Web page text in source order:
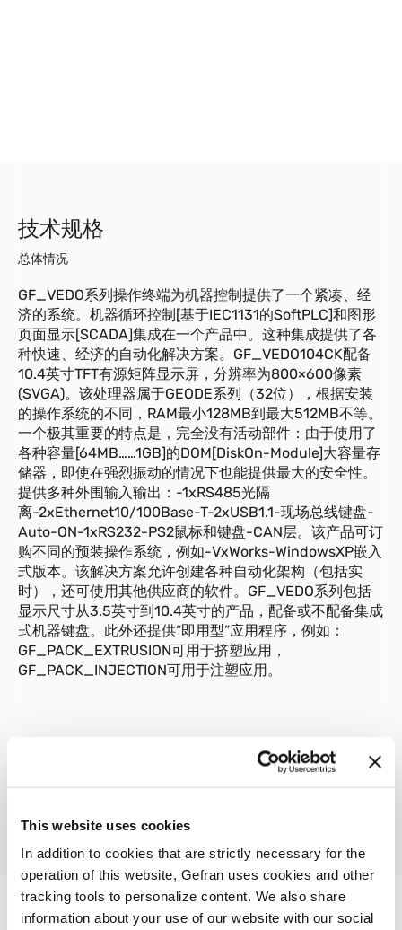
This website uses cookies
In addition to cookies that are strictly necessary for the
operation of this website, Gefran uses cookies and other
tracking tools to personalize content. We also share
information about your use of our website with our social
技术规格
总体情况
GF_VEDO系列操作终端为机器控制提供了一个紧凑、经
济的系统。机器循环控制[基于IEC1131的SoftPLC]和图形
页面显示[SCADA]集成在一个产品中。这种集成提供了各
种快速、经济的自动化解决方案。GF_VEDO104CK配备
10.4英寸TFT有源矩阵显示屏，分辨率为800×600像素
(SVGA)。该处理器属于GEODE​​系列（32位），根据安装
的操作系统的不同，RAM最小128MB到最大512MB不等。
一个极其重要的特点是，完全没有活动部件：由于使用了
各种容量[64MB……1GB]的DOM[DiskOn-Module]大容量存
储器，即使在强烈振动的情况下也能提供最大的安全性。
提供多种外围输入输出：-1xRS485光隔
离-2xEthernet10/100Base-T-2xUSB1.1-现场总线键盘-
Auto-ON-1xRS232-PS2鼠标和键盘-CAN层。该产品可订
购不同的预装操作系统，例如-VxWorks-WindowsXP嵌入
式版本。该解决方案允许创建各种自动化架构（包括实
时），还可使用其他供应商的软件。GF_VEDO系列包括
显示尺寸从3.5英寸到10.4英寸的产品，配备或不配备集成
式机器键盘。此外还提供“即用型”应用程序，例如：
GF_PACK_EXTRUSION可用于挤塑应用，
GF_PACK_INJECTION可用于注塑应用。